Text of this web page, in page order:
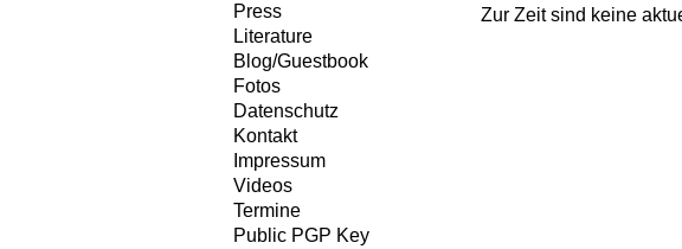
Zur Zeit sind keine
Press
Literature
Blog/Guestbook
Fotos
Datenschutz
Kontakt
Impressum
Videos
Termine
Public PGP Key